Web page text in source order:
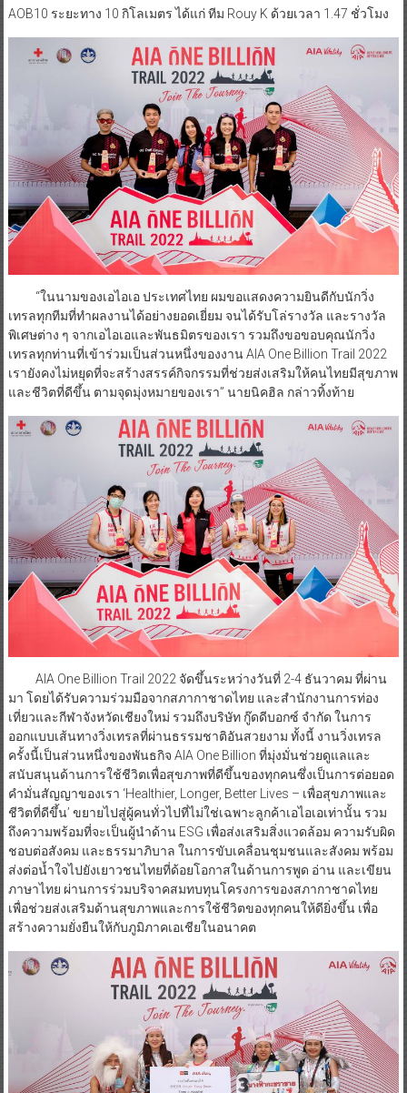
AOB10 ระยะทาง 10 กิโลเมตร ได้แก่ ทีม Rouy K ด้วยเวลา 1.47 ชั่วโมง
“ในนามของเอไอเอ ประเทศไทย ผมขอแสดงความยินดีกับนักวิ่ง
เทรลทุกทีมที่ทำผลงานได้อย่างยอดเยี่ยม จนได้รับโล่รางวัล และรางวัล
พิเศษต่าง ๆ จากเอไอเอและพันธมิตรของเรา รวมถึงขอขอบคุณนักวิ่ง
เทรลทุกท่านที่เข้าร่วมเป็นส่วนหนึ่งของงาน AIA One Billion Trail 2022
เรายังคงไม่หยุดที่จะสร้างสรรค์กิจกรรมที่ช่วยส่งเสริมให้คนไทยมีสุขภาพ
และชีวิตที่ดีขึ้น ตามจุดมุ่งหมายของเรา” นายนิคฮิล กล่าวทิ้งท้าย
AIA One Billion Trail 2022 จัดขึ้นระหว่างวันที่ 2-4 ธันวาคม ที่ผ่าน
มา โดยได้รับความร่วมมือจากสภากาชาดไทย และสำนักงานการท่อง
เที่ยวและกีฬาจังหวัดเชียงใหม่ รวมถึงบริษัท กู๊ดดีบอกซ์ จำกัด ในการ
ออกแบบเส้นทางวิ่งเทรลที่ผ่านธรรมชาติอันสวยงาม ทั้งนี้ งานวิ่งเทรล
ครั้งนี้เป็นส่วนหนึ่งของพันธกิจ AIA One Billion ที่มุ่งมั่นช่วยดูแลและ
สนับสนุนด้านการใช้ชีวิตเพื่อสุขภาพที่ดีขึ้นของทุกคนซึ่งเป็นการต่อยอด
คำมั่นสัญญาของเรา ‘Healthier, Longer, Better Lives – เพื่อสุขภาพและ
ชีวิตที่ดีขึ้น’ ขยายไปสู่ผู้คนทั่วไปที่ไม่ใช่เฉพาะลูกค้าเอไอเอเท่านั้น รวม
ถึงความพร้อมที่จะเป็นผู้นำด้าน ESG เพื่อส่งเสริมสิ่งแวดล้อม ความรับผิด
ชอบต่อสังคม และธรรมาภิบาล ในการขับเคลื่อนชุมชนและสังคม พร้อม
ส่งต่อน้ำใจไปยังเยาวชนไทยที่ด้อยโอกาสในด้านการพูด อ่าน และเขียน
ภาษาไทย ผ่านการร่วมบริจาคสมทบทุนโครงการของสภากาชาดไทย
เพื่อช่วยส่งเสริมด้านสุขภาพและการใช้ชีวิตของทุกคนให้ดียิ่งขึ้น เพื่อ
สร้างความยั่งยืนให้กับภูมิภาคเอเชียในอนาคต